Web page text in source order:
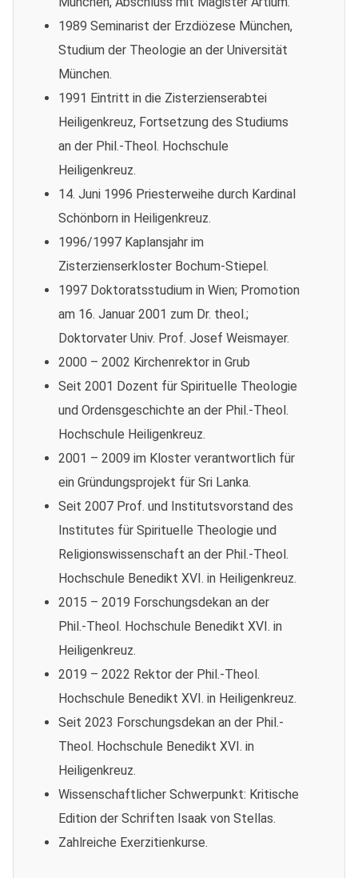
1989 Seminarist der Erzdiözese München,
Studium der Theologie an der Universität
München.
1991 Eintritt in die Zisterzienserabtei
Heiligenkreuz, Fortsetzung des Studiums
an der Phil.-Theol. Hochschule
Heiligenkreuz.
14. Juni 1996 Priesterweihe durch Kardinal
Schönborn in Heiligenkreuz.
1996/1997 Kaplansjahr im
Zisterzienserkloster Bochum-Stiepel.
1997 Doktoratsstudium in Wien; Promotion
am 16. Januar 2001 zum Dr. theol.;
Doktorvater Univ. Prof. Josef Weismayer.
2000 – 2002 Kirchenrektor in Grub
Seit 2001 Dozent für Spirituelle Theologie
und Ordensgeschichte an der Phil.-Theol.
Hochschule Heiligenkreuz.
2001 – 2009 im Kloster verantwortlich für
ein Gründungsprojekt für Sri Lanka.
Seit 2007 Prof. und Institutsvorstand des
Institutes für Spirituelle Theologie und
Religionswissenschaft an der Phil.-Theol.
Hochschule Benedikt XVI. in Heiligenkreuz.
2015 – 2019 Forschungsdekan an der
Phil.-Theol. Hochschule Benedikt XVI. in
Heiligenkreuz.
2019 – 2022 Rektor der Phil.-Theol.
Hochschule Benedikt XVI. in Heiligenkreuz.
Seit 2023 Forschungsdekan an der Phil.-
Theol. Hochschule Benedikt XVI. in
Heiligenkreuz.
Wissenschaftlicher Schwerpunkt: Kritische
Edition der Schriften Isaak von Stellas.
Zahlreiche Exerzitienkurse.